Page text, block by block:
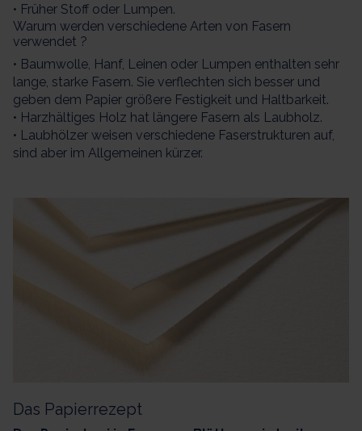
• Früher Stoff oder Lumpen.
Warum werden verschiedene Arten von Fasern
verwendet ?
• Baumwolle, Hanf, Leinen oder Lumpen enthalten sehr
lange, starke Fasern. Sie verflechten sich besser und
geben dem Papier größere Festigkeit und Haltbarkeit.
• Harzhältiges Holz hat längere Fasern als Laubholz.
• Laubhölzer weisen verschiedene Faserstrukturen auf,
sind aber im Allgemeinen kürzer.
Das Papierrezept